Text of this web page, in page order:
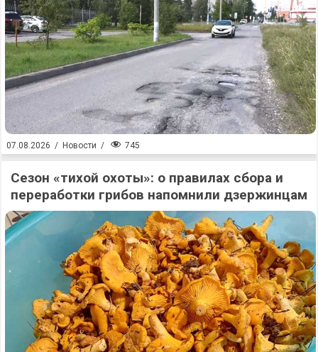
07.08.2026 / Новости / 745
Сезон «тихой охоты»: о правилах сбора и
переработки грибов напомнили дзержинцам